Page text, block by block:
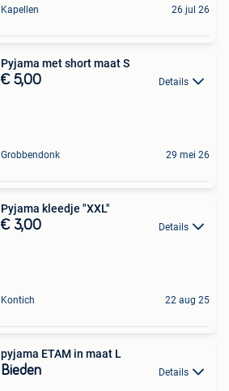
Kapellen 26 jul 26
Pyjama met short maat S
€ 5,00 Details
Grobbendonk 29 mei 26
Pyjama kleedje "XXL"
€ 3,00 Details
Kontich 22 aug 25
pyjama ETAM in maat L
Bieden Details